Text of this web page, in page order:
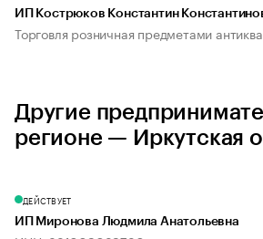
ИП Кострюков Константин
Торговля розничная предметами
Другие
регионе — Иркутская
ДЕЙСТВУЕТ
ИП Миронова Людмила Анатольевна